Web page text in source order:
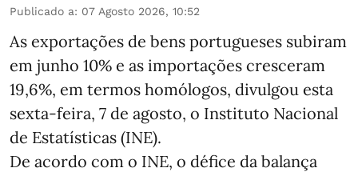
Publicado a: 07 Agosto 2026, 10:52
As exportações de bens portugueses subiram
em junho 10% e as importações cresceram
19,6%, em termos homólogos, divulgou esta
sexta-feira, 7 de agosto, o Instituto Nacional
de Estatísticas (INE).
De acordo com o INE, o défice da balança